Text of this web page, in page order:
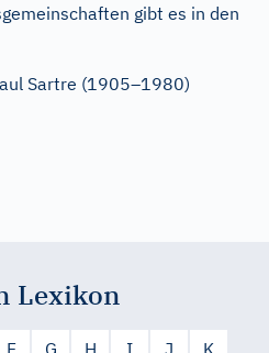
gibt es in den
Sartre (1905–1980)
Lexikon
F G H I J
K